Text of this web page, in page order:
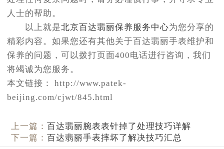
人士的帮助。
以上就是北京百达翡丽保养服务中心为您分享的
精彩内容。如果您还有其他关于百达翡丽手表维护和
保养的问题，可以拨打页面400电话进行咨询，我们
将竭诚为您服务。
本文链接： http://www.patek-
beijing.com/cjwt/845.html
上一篇：百达翡丽腕表表针掉了处理技巧详解
下一篇：百达翡丽手表摔坏了解决技巧汇总